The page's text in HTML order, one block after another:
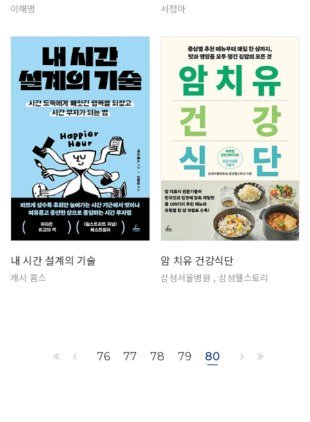
이해명 서정아
내 시간 설계의 기술
캐시 홈스
암 치유 건강식단
삼성서울병원 , 삼성웰스토리
76 77 78 79 80